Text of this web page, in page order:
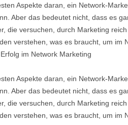
Aspekte daran, ein Network-
Aber das bedeutet nicht, dass es
die versuchen, durch Marketing
verstehen, was es braucht, um im
im Network Marketing
Aspekte daran, ein Network-
Aber das bedeutet nicht, dass es
die versuchen, durch Marketing
verstehen, was es braucht, um im